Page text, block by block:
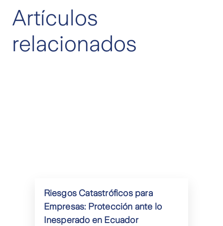
Artículos
relacionados
Riesgos Catastróficos para
Empresas: Protección ante lo
Inesperado en Ecuador